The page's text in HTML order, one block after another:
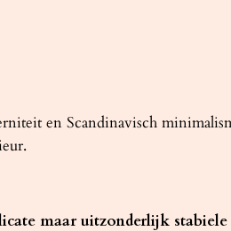
en Scandinavisch
maar uitzonderlijk